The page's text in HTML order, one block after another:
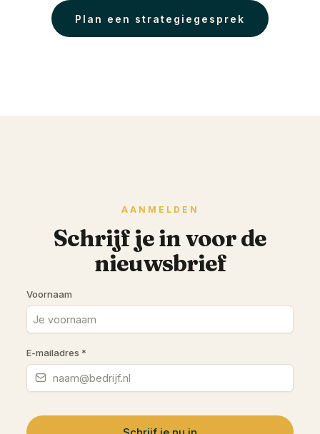
Plan een strategiegesprek
AANMELDEN
Schrijf je in voor de
nieuwsbrief
Voornaam
E-mailadres *